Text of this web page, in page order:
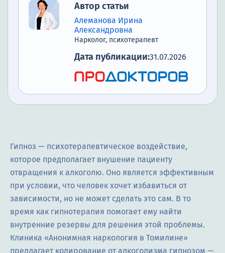
Автор статьи
Алеманова Ирина
Александровна
Нарколог, психотерапевт
Дата публикации:31.07.2026
Гипноз — психотерапевтическое воздействие,
которое предполагает внушение пациенту
отвращения к алкоголю. Оно является эффективным
при условии, что человек хочет избавиться от
зависимости, но не может сделать это сам. В то
время как гипнотерапия помогает ему найти
внутренние резервы для решения этой проблемы.
Клиника «Анонимная наркология в Томилине»
предлагает кодирование от алкоголизма гипнозом —